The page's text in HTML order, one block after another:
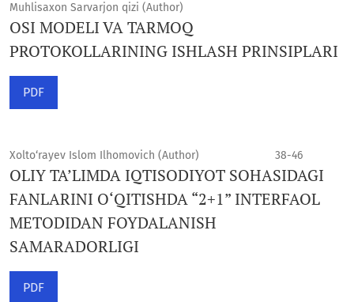
Muhlisaxon Sarvarjon qizi (Author)
OSI MODELI VA TARMOQ
PROTOKOLLARINING ISHLASH PRINSIPLARI
PDF
Xolto‘rayev Islom Ilhomovich (Author) 38-46
OLIY TA’LIMDA IQTISODIYOT SOHASIDAGI
FANLARINI O‘QITISHDA “2+1” INTERFAOL
METODIDAN FOYDALANISH
SAMARADORLIGI
PDF